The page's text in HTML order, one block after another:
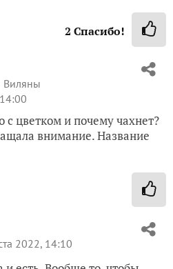
2 Спасибо!
Виляны
с цветком и почему чахнет?
внимание. Название
2022, 14:10